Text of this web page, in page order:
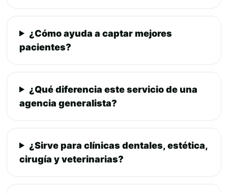
¿Cómo ayuda a captar mejores
pacientes?
¿Qué diferencia este servicio de una
agencia generalista?
¿Sirve para clínicas dentales, estética,
cirugía y veterinarias?